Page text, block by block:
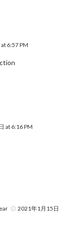
6:57 PM
at 6:16 PM
2021年1月15日